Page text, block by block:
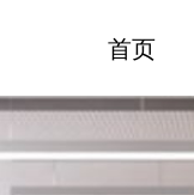
首页